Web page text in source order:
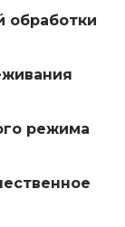
обработки
режима